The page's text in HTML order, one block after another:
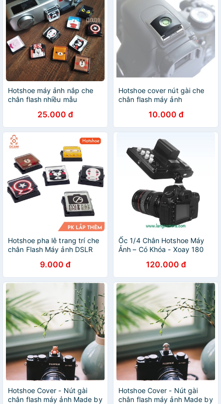
Hotshoe máy ảnh nắp che
chân flash nhiều mẫu
25.000 đ
Hotshoe cover nút gài che
chân flash máy ảnh
10.000 đ
Hotshoe pha lê trang trí che
chân Flash Máy ảnh DSLR
9.000 đ
Ốc 1/4 Chân Hotshoe Máy
Ảnh – Có Khóa - Xoay 180
120.000 đ
Hotshoe Cover - Nút gài
chân flash máy ảnh Made by
Hotshoe Cover - Nút gài
chân flash máy ảnh Made by